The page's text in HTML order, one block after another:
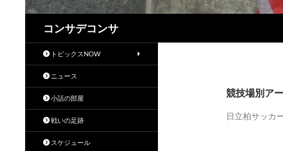
コンサデコンサ
競技場別ア
日立柏サッカ
トピックスNOW
ニュース
小話の部屋
戦いの足跡
スケジュール